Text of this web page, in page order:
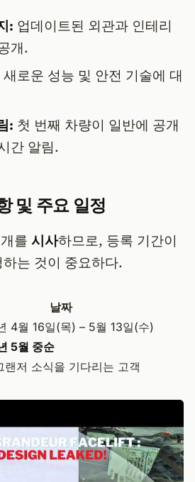
: 업데이트된 외관과 인테리
개.
새로운 성능 및 안전 기술에 대
: 첫 번째 차량이 일반에 공개
간 알림.
및 주요 일정
를 시사하므로, 등록 기간이
는 것이 중요하다.
날짜
4월 16일(목) – 5월 13일(수)
5월 중순
랜저 소식을 기다리는 고객